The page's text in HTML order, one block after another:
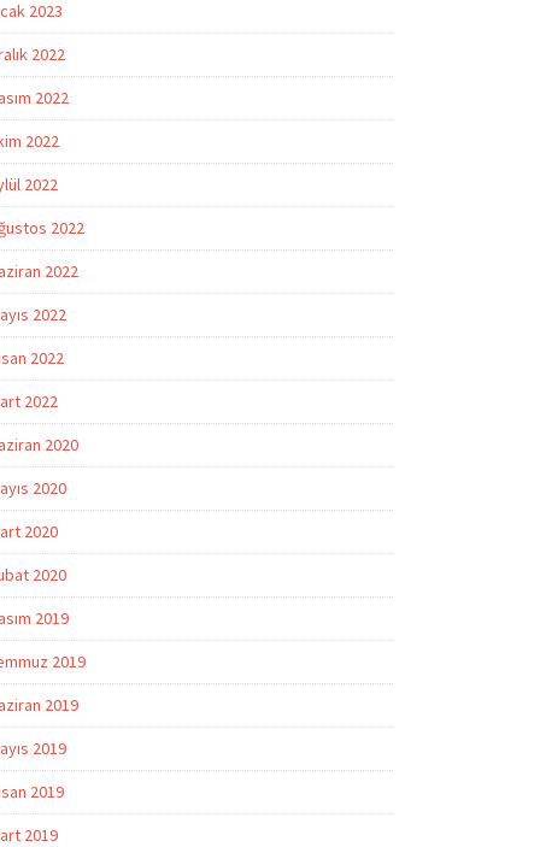
2023
2022
2022
2022
2022
2022
2022
2022
2022
2022
2020
2020
2020
2020
2019
2019
2019
2019
2019
2019